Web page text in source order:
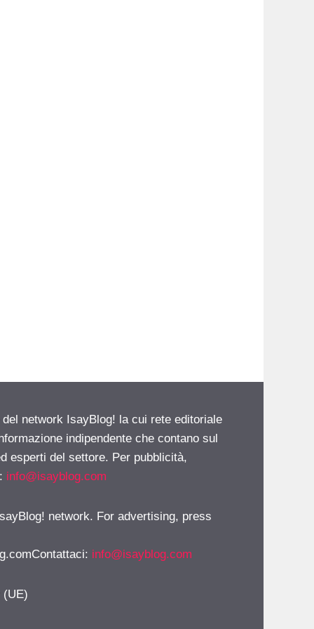
del network IsayBlog! la cui rete editoriale
indipendente che contano sul
esperti del settore. Per pubblicità,
info@isayblog.com
network. For advertising, press
: info@isayblog.com
(UE)